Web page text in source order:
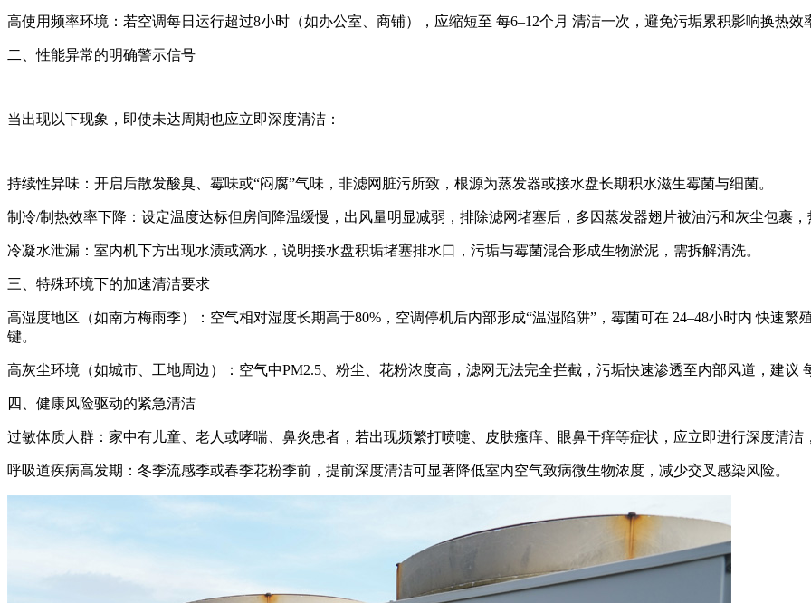
高使用频率环境‌：若空调每日运行超过8小时（如办公室、商铺），应缩短至 ‌每6–12个月‌ 清洁一次，避免污垢累积影响换热效
二、性能异常的明确警示信号‌
当出现以下现象，即使未达周期也应立即深度清洁：
持续性异味‌：开启后散发酸臭、霉味或“闷腐”气味，非滤网脏污所致，根源为蒸发器或接水盘长期积水滋生霉菌与细菌。
制冷/制热效率下降‌：设定温度达标但房间降温缓慢，出风量明显减弱，排除滤网堵塞后，多因蒸发器翅片被油污和灰尘包裹，
冷凝水泄漏‌：室内机下方出现水渍或滴水，说明接水盘积垢堵塞排水口，污垢与霉菌混合形成生物淤泥，需拆解清洗。
三、特殊环境下的加速清洁要求‌
高湿度地区（如南方梅雨季）‌：空气相对湿度长期高于80%，空调停机后内部形成“温湿陷阱”，霉菌可在 ‌24–48小时内‌ 快速
键。
高灰尘环境（如城市、工地周边）‌：空气中PM2.5、粉尘、花粉浓度高，滤网无法完全拦截，污垢快速渗透至内部风道，建议
四、健康风险驱动的紧急清洁‌
过敏体质人群‌：家中有儿童、老人或哮喘、鼻炎患者，若出现频繁打喷嚏、皮肤瘙痒、眼鼻干痒等症状，应立即进行深度清洁
呼吸道疾病高发期‌：冬季流感季或春季花粉季前，提前深度清洁可显著降低室内空气致病微生物浓度，减少交叉感染风险。